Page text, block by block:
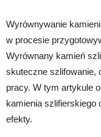
Wyrównywanie
w procesie
Wyrównany kamień
skuteczne szlifowanie,
pracy. W tym artykule
kamienia szlifierskiego
efekty.